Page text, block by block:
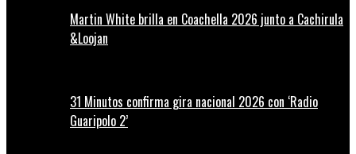
Martin White brilla en Coachella 2026 junto a Cachirula
&Loojan
31 Minutos confirma gira nacional 2026 con ‘Radio
Guaripolo 2’